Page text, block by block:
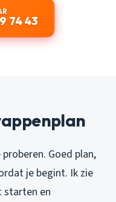
74 43
Goed plan,
je begint. Ik zie
starten en